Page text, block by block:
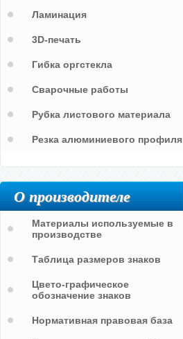
Ламинация
3D-печать
Гибка оргстекла
Сварочные работы
Рубка листового материала
Резка алюминиевого профиля
О производителе
Материалы используемые в
производстве
Таблица размеров знаков
Цвето-графическое
обозначение знаков
Нормативная правовая база